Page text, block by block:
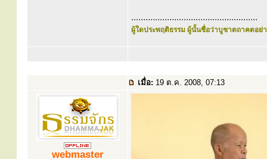
.....................................................
ผู้ใดประพฤติธรรม ผู้นั้นชื่อว่าบูชาตถาคตอย่า
เมื่อ: 19 ต.ค. 2008, 07:13
webmaster